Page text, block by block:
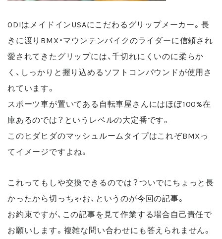
ODIはメイドインUSAにこだわるグリップメーカー。長
きに渡りBMX・マウンテンバイクのライダーに信頼され
愛されてきたグリップには、千切れにくいのに柔らか
く、しっかりと握り込めるソフトコンパウンドが使用さ
れています。
スポーツ車が置いてある自転車屋さんにはほぼ100%在
庫あるのでは？というレベルの大定番です。
このヒダヒダのマッシュルームタイプはこれぞBMXっ
てイメージですよね。
これってもしや交換できるのでは？ついでにちょっと長
かったから切っちゃお、というのが今回の記事。
お約束ですが、この記事を見て作業する場合自己責任で
お願いします。複雑な問い合わせにも答えられません。